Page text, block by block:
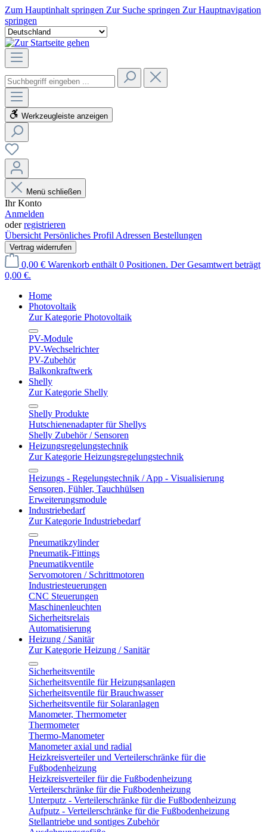
Zum Hauptinhalt springen Zur Suche springen Zur Hauptnavigation
springen
Werkzeugleiste anzeigen
Menü schließen
Ihr Konto
Anmelden
oderregistrieren
Übersicht Persönliches Profil Adressen Bestellungen
Vertrag widerrufen
0,00 € Warenkorb enthält 0 Positionen. Der Gesamtwert beträgt
0,00 €.
Home
Photovoltaik
Zur Kategorie Photovoltaik
PV-Module
PV-Wechselrichter
PV-Zubehör
Balkonkraftwerk
Shelly
Zur Kategorie Shelly
Shelly Produkte
Hutschienenadapter für Shellys
Shelly Zubehör / Sensoren
Heizungsregelungstechnik
Zur Kategorie Heizungsregelungstechnik
Heizungs - Regelungstechnik / App - Visualisierung
Sensoren, Fühler, Tauchhülsen
Erweiterungsmodule
Industriebedarf
Zur Kategorie Industriebedarf
Pneumatikzylinder
Pneumatik-Fittings
Pneumatikventile
Servomotoren / Schrittmotoren
Industriesteuerungen
CNC Steuerungen
Maschinenleuchten
Sicherheitsrelais
Automatisierung
Heizung / Sanitär
Zur Kategorie Heizung / Sanitär
Sicherheitsventile
Sicherheitsventile für Heizungsanlagen
Sicherheitsventile für Brauchwasser
Sicherheitsventile für Solaranlagen
Manometer, Thermometer
Thermometer
Thermo-Manometer
Manometer axial und radial
Heizkreisverteiler und Verteilerschränke für die
Fußbodenheizung
Heizkreisverteiler für die Fußbodenheizung
Verteilerschränke für die Fußbodenheizung
Unterputz - Verteilerschränke für die Fußbodenheizung
Aufputz - Verteilerschränke für die Fußbodenheizung
Stellantriebe und sontiges Zubehör